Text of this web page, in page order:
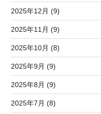
2025年12月 (9)
2025年11月 (9)
2025年10月 (8)
2025年9月 (9)
2025年8月 (9)
2025年7月 (8)